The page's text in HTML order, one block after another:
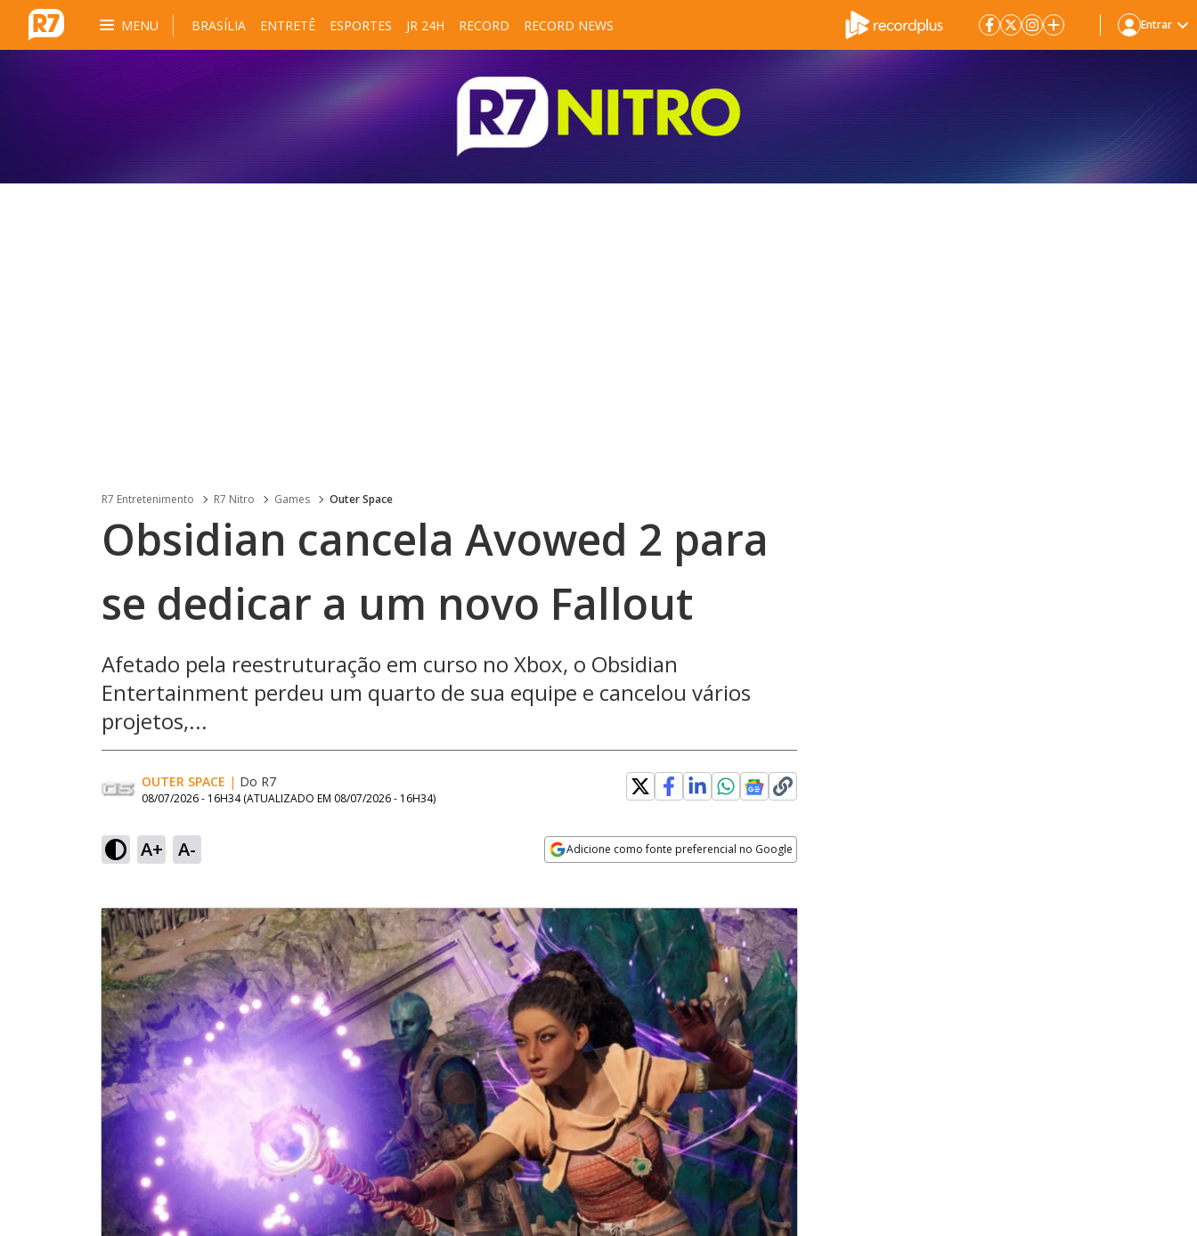
MENU BRASÍLIA ENTRETÊ ESPORTES JR 24H RECORD RECORD NEWS Entrar
R7 Entretenimento R7 Nitro Games Outer Space
Obsidian cancela Avowed 2 para
se dedicar a um novo Fallout
Afetado pela reestruturação em curso no Xbox, o Obsidian
Entertainment perdeu um quarto de sua equipe e cancelou vários
projetos,...
OUTER SPACE | Do R7
08/07/2026 - 16H34 (ATUALIZADO EM 08/07/2026 - 16H34)
A+ A- Adicione como fonte preferencial no Google